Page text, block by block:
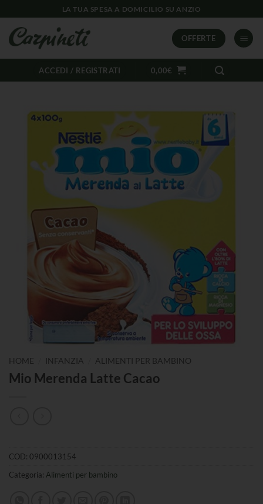
LA TUA SPESA A DOMICILIO SU ANZIO
OFFERTE
ACCEDI / REGISTRATI 0,00€
HOME INFANZIA ALIMENTI PER BAMBINO
Mio Merenda Latte Cacao
COD: 0900013154
Categoria: Alimenti per bambino